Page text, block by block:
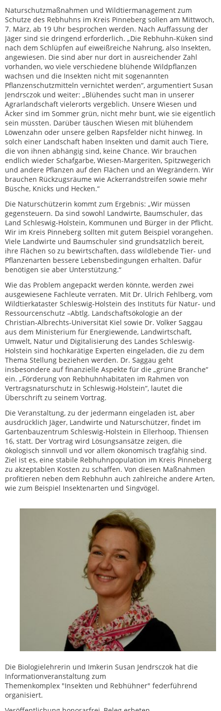
Naturschutzmaßnahmen und Wildtiermanagement zum
Schutze des Rebhuhns im Kreis Pinneberg sollen am Mittwoch,
7. März, ab 19 Uhr besprochen werden. Nach Auffassung der
Jäger sind sie dringend erforderlich. „Die Rebhuhn-Küken sind
nach dem Schlüpfen auf eiweißreiche Nahrung, also Insekten,
angewiesen. Die sind aber nur dort in ausreichender Zahl
vorhanden, wo viele verschiedene blühende Wildpflanzen
wachsen und die Insekten nicht mit sogenannten
Pflanzenschutzmitteln vernichtet werden“, argumentiert Susan
Jendrsczok und weiter: „Blühendes sucht man in unserer
Agrarlandschaft vielerorts vergeblich. Unsere Wiesen und
Äcker sind im Sommer grün, nicht mehr bunt, wie sie eigentlich
sein müssten. Darüber täuschen Wiesen mit blühendem
Löwenzahn oder unsere gelben Rapsfelder nicht hinweg. In
solch einer Landschaft haben Insekten und damit auch Tiere,
die von ihnen abhängig sind, keine Chance. Wir brauchen
endlich wieder Schafgarbe, Wiesen-Margeriten, Spitzwegerich
und andere Pflanzen auf den Flächen und an Wegrändern. Wir
brauchen Rückzugsräume wie Ackerrandstreifen sowie mehr
Büsche, Knicks und Hecken.“
Die Naturschützerin kommt zum Ergebnis: „Wir müssen
gegensteuern. Da sind sowohl Landwirte, Baumschuler, das
Land Schleswig-Holstein, Kommunen und Bürger in der Pflicht.
Wir im Kreis Pinneberg sollten mit gutem Beispiel vorangehen.
Viele Landwirte und Baumschuler sind grundsätzlich bereit,
ihre Flächen so zu bewirtschaften, dass wildlebende Tier- und
Pflanzenarten bessere Lebensbedingungen erhalten. Dafür
benötigen sie aber Unterstützung.“
Wie das Problem angepackt werden könnte, werden zwei
ausgewiesene Fachleute verraten. Mit Dr. Ulrich Fehlberg, vom
Wildtierkataster Schleswig-Holstein des Instituts für Natur- und
Ressourcenschutz –Abtlg. Landschaftsökologie an der
Christian-Albrechts-Universität Kiel sowie Dr. Volker Saggau
aus dem Ministerium für Energiewende, Landwirtschaft,
Umwelt, Natur und Digitalisierung des Landes Schleswig-
Holstein sind hochkarätige Experten eingeladen, die zu dem
Thema Stellung beziehen werden. Dr. Saggau geht
insbesondere auf finanzielle Aspekte für die „grüne Branche“
ein. „Förderung von Rebhuhnhabitaten im Rahmen von
Vertragsnaturschutz in Schleswig-Holstein“, lautet die
Überschrift zu seinem Vortrag.
Die Veranstaltung, zu der jedermann eingeladen ist, aber
ausdrücklich Jäger, Landwirte und Naturschützer, findet im
Gartenbauzentrum Schleswig-Holstein in Ellerhoop, Thiensen
16, statt. Der Vortrag wird Lösungsansätze zeigen, die
ökologisch sinnvoll und vor allem ökonomisch tragfähig sind.
Ziel ist es, eine stabile Rebhuhnpopulation im Kreis Pinneberg
zu akzeptablen Kosten zu schaffen. Von diesen Maßnahmen
profitieren neben dem Rebhuhn auch zahlreiche andere Arten,
wie zum Beispiel Insektenarten und Singvögel.
Die Biologielehrerin und Imkerin Susan Jendrsczok hat die
Informationveranstaltung zum
Themenkomplex "Insekten und Rebhühner" federführend
organisiert.